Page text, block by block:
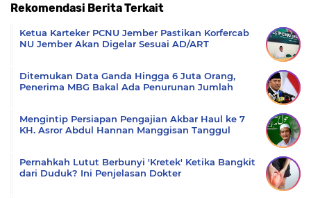
Rekomendasi Berita Terkait
Ketua Karteker PCNU Jember Pastikan Korfercab
NU Jember Akan Digelar Sesuai AD/ART
Ditemukan Data Ganda Hingga 6 Juta Orang,
Penerima MBG Bakal Ada Penurunan Jumlah
Mengintip Persiapan Pengajian Akbar Haul ke 7
KH. Asror Abdul Hannan Manggisan Tanggul
Pernahkah Lutut Berbunyi 'Kretek' Ketika Bangkit
dari Duduk? Ini Penjelasan Dokter